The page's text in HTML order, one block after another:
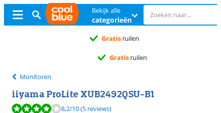
Bekijk alle
categorieën
Gratis ruilen
Gratis ruilen
Monitoren
iiyama ProLite XUB2492QSU-B1
Beoordeling is 8,2 van de 10, gebaseerd op 5 reviews.
8,2/10(5 reviews)